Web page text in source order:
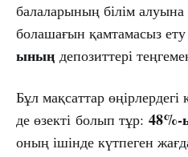
балаларының білім
болашағын қамтамасыз
ының депозиттері
Бұл мақсаттар
де өзекті болып тұр:
оның ішінде күтпеген